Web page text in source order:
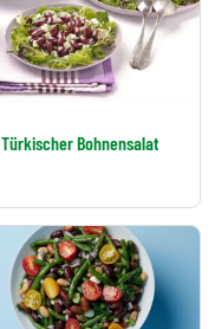
Türkischer Bohnensalat